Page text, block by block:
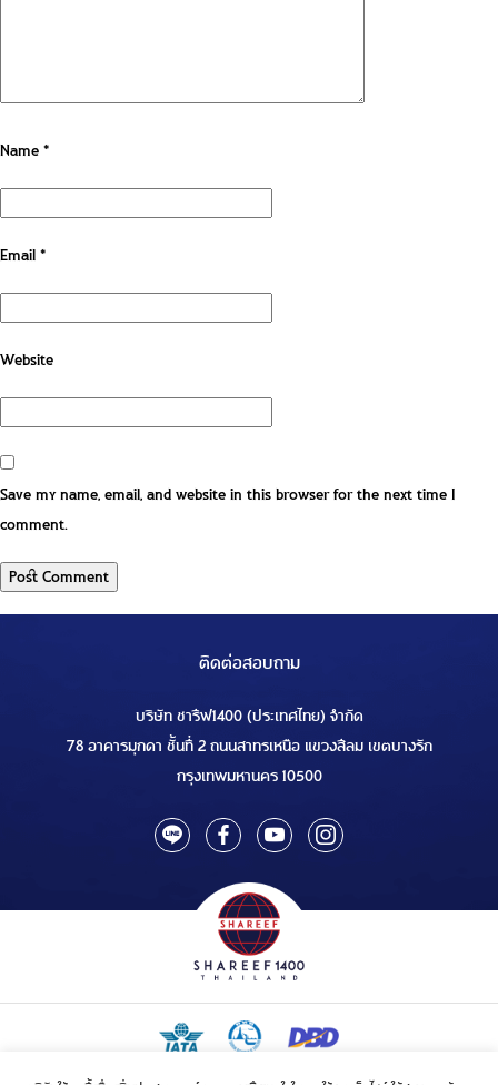
Name*
Email*
Website
Save my name, email, and website in this browser for the next time I
comment.
ติดต่อสอบถาม
บริษัท ชารีฟ1400 (ประเทศไทย) จำกัด
78 อาคารมุกดา ชั้นที่ 2 ถนนสาทรเหนือ แขวงสีลม เขตบางรัก
กรุงเทพมหานคร 10500